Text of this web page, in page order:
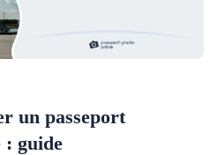
un passeport
: guide